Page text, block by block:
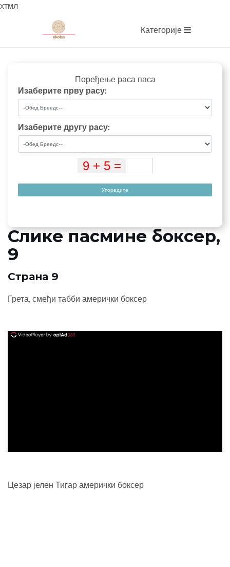
хтмл
Категорије
Поређење раса паса
Изаберите прву расу:
Изаберите другу расу:
Упоредите
Слике пасмине боксер,
9
Страна 9
Грета, смеђи табби амерички боксер
Цезар јелен Тигар амерички боксер